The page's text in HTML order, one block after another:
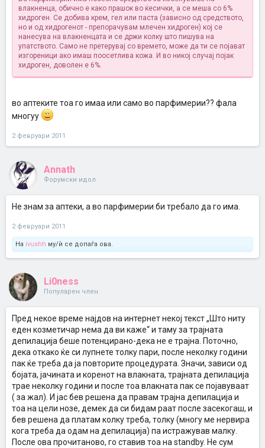
влакненца, обично е како прашок во ќесички, а се меша со 6%
хидроген. Се добива крем, гел или паста (зависно од средството,
но и од хидрогенот - препорачувам млечен хидроген) кој се
нанесува на влакненцата и се држи колку што пишува на
упатството. Само не претерувај со времето, може да ти се појават
изгореници ако имаш поосетлива кожа. И во никој случај појак
хидроген, доволен е 6%.
во аптеките тоа го имаа или само во парфимерии?? фала
многуу
2 февруари 2011
Annath
Форумски идол
Не знам за аптеки, а во парфимерии би требало да го има.
2 февруари 2011
На ivushh му/ѝ се допаѓа ова.
Li0ness
Популарен член
Пред некое време најдов на интернет некој текст „Што ниту
еден козметичар нема да ви каже“ и таму за трајната
депилација беше потенцирано-дека не е трајна. Поточно,
дека откако ќе си лупнете толку пари, после неколку години
пак ќе треба да ја повторите процедурата. Значи, зависи од
бојата, јачината и коренот на влакната, трајната депилација
трае неколку години и после тоа влакната пак се појавуваат
( за жал). И јас бев решена да правам трајна депилација и
тоа на цели нозе, демек да си бидам раат после засекогаш, и
бев решена да платам колку треба, толку (многу ме нервира
кога треба да одам на депилација) па истражував малку.
После ова прочитаново, го ставив тоа на standby. Не сум